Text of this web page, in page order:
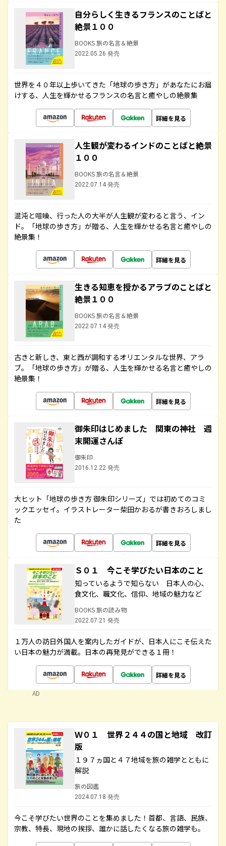
自分らしく生きるフランスのことばと
絶景１００
BOOKS 旅の名言＆絶景
2022.05.26 発売
世界を４０年以上歩いてきた「地球の歩き方」があなたにお届
けする、人生を輝かせるフランスの名言と癒やしの絶景集
詳細を見る
人生観が変わるインドのことばと絶景
１００
BOOKS 旅の名言＆絶景
2022.07.14 発売
混沌と喧噪、行った人の大半が人生観が変わると言う、イン
ド。「地球の歩き方」が贈る、人生を輝かせる名言と癒やしの
絶景集！
詳細を見る
生きる知恵を授かるアラブのことばと
絶景１００
BOOKS 旅の名言＆絶景
2022.07.14 発売
古きと新しき、東と西が調和するオリエンタルな世界、アラ
ブ。「地球の歩き方」が贈る、人生を輝かせる名言と癒やしの
絶景集！
詳細を見る
御朱印はじめました 関東の神社 週
末開運さんぽ
御朱印
2016.12.22 発売
大ヒット「地球の歩き方 御朱印シリーズ」では初めてのコミ
ックエッセイ。イラストレーター柴田かおるが書きおろしまし
た
詳細を見る
Ｓ０１ 今こそ学びたい日本のこと
知っているようで知らない 日本人の心、
食文化、職文化、信仰、地域の魅力など
BOOKS 旅の読み物
2022.07.21 発売
１万人の訪日外国人を案内したガイドが、日本人にこそ伝えた
い日本の魅力が満載。日本の再発見ができる１冊！
詳細を見る
AD
Ｗ０１ 世界２４４の国と地域 改訂
版
１９７ヵ国と４７地域を旅の雑学とともに
解説
旅の図鑑
2024.07.18 発売
今こそ学びたい世界のことを集めました！首都、言語、民族、
宗教、特長、現地の挨拶、誰かに話したくなる旅の雑学も。